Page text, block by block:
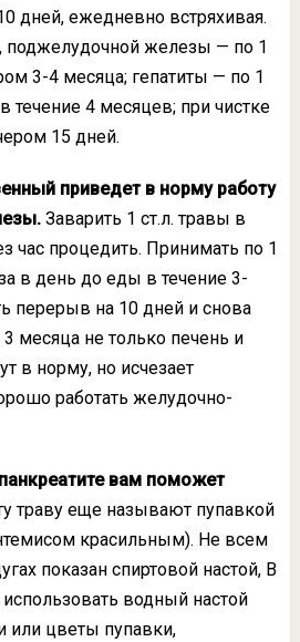
дней, ежедневно встряхивая.
поджелудочной железы — по 1
3-4 месяца; гепатиты — по 1
течение 4 месяцев; при чистке
15 дней.
приведет в норму работу
Заварить 1 ст.л. травы в
час процедить. Принимать по 1
в день до еды в течение 3-
перерыв на 10 дней и снова
месяца не только печень и
в норму, но исчезает
работать желудочно-
вам поможет
траву еще называют пупавкой
красильным). Не всем
показан спиртовой настой, В
водный настой
или цветы пупавки,